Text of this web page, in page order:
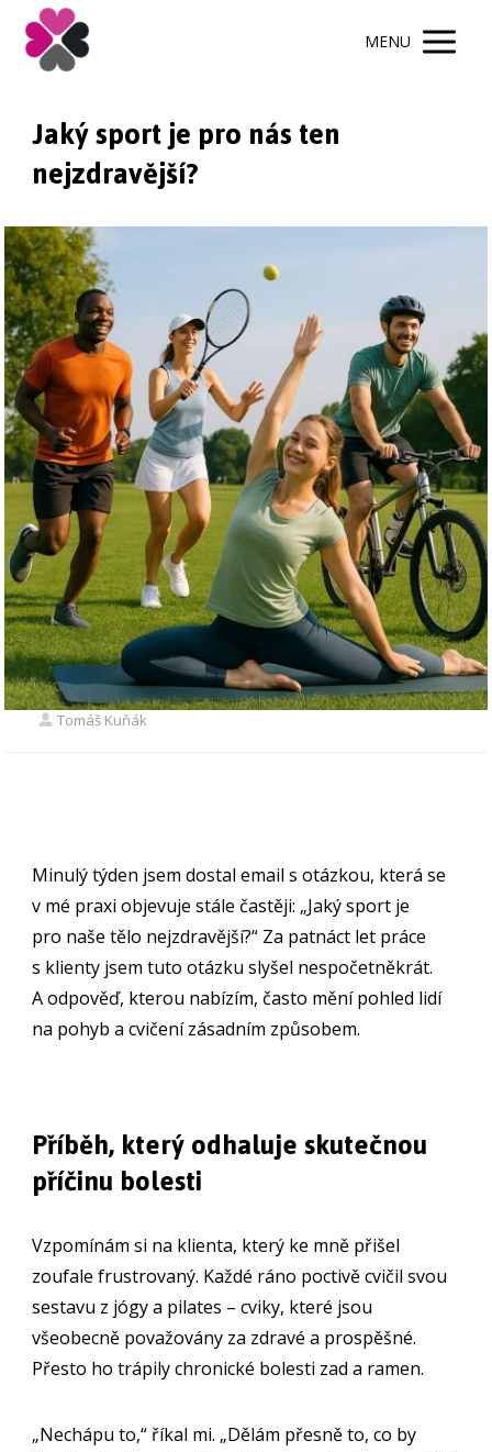
MENU
Jaký sport je pro nás ten
nejzdravější?
Tomáš Kuňák
Minulý týden jsem dostal email s otázkou, která se
v mé praxi objevuje stále častěji: „Jaký sport je
pro naše tělo nejzdravější?“ Za patnáct let práce
s klienty jsem tuto otázku slyšel nespočetněkrát.
A odpověď, kterou nabízím, často mění pohled lidí
na pohyb a cvičení zásadním způsobem.
Příběh, který odhaluje skutečnou
příčinu bolesti
Vzpomínám si na klienta, který ke mně přišel
zoufale frustrovaný. Každé ráno poctivě cvičil svou
sestavu z jógy a pilates – cviky, které jsou
všeobecně považovány za zdravé a prospěšné.
Přesto ho trápily chronické bolesti zad a ramen.
„Nechápu to,“ říkal mi. „Dělám přesně to, co by